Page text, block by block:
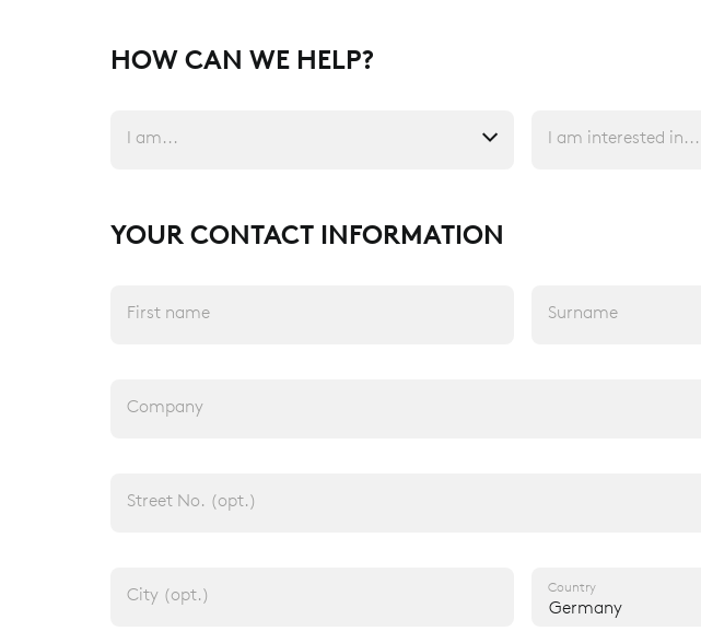
HOW CAN WE HELP?
I am... I am interested in...
YOUR CONTACT INFORMATION
First name Surname
Company
Street No. (opt.)
City (opt.) Country
Germany